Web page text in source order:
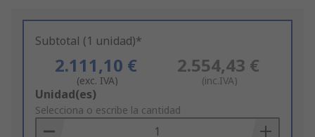
Subtotal (1 unidad)*
2.111,10 €
(exc. IVA)
2.554,43 €
(inc.IVA)
Add
to
Basket
Unidad(es)
Selecciona o escribe la cantidad